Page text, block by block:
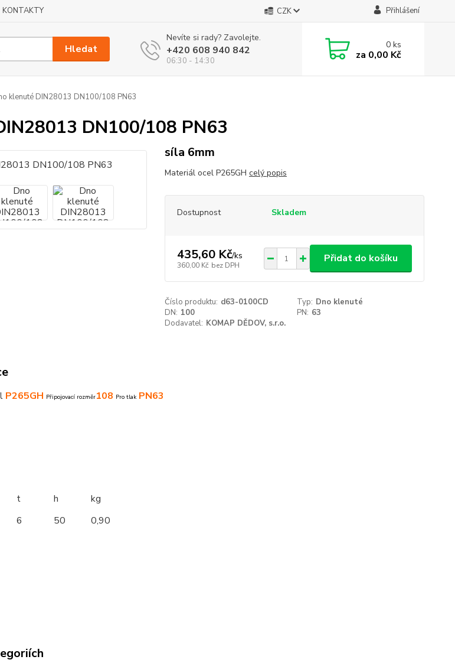
KONTAKTY CZK Přihlášení
Hledat
Nevíte si rady? Zavolejte.
+420 608 940 842
06:30 - 14:30
0ks
za 0,00 Kč
klenuté DIN28013 DN100/108 PN63
DN100/108 PN63
síla 6mm
Materiál ocel P265GH celý popis
Dostupnost Skladem
435,60 Kč/ks
360,00 Kč bez DPH
Přidat do košíku
Číslo produktu: d63-0100CD Typ: Dno klenuté
DN: 100 PN: 63
Dodavatel: KOMAP DĚDOV, s.r.o.
P265GH Připojovací rozměr108 Pro tlakPN63
t h
kg
6 50 0,90